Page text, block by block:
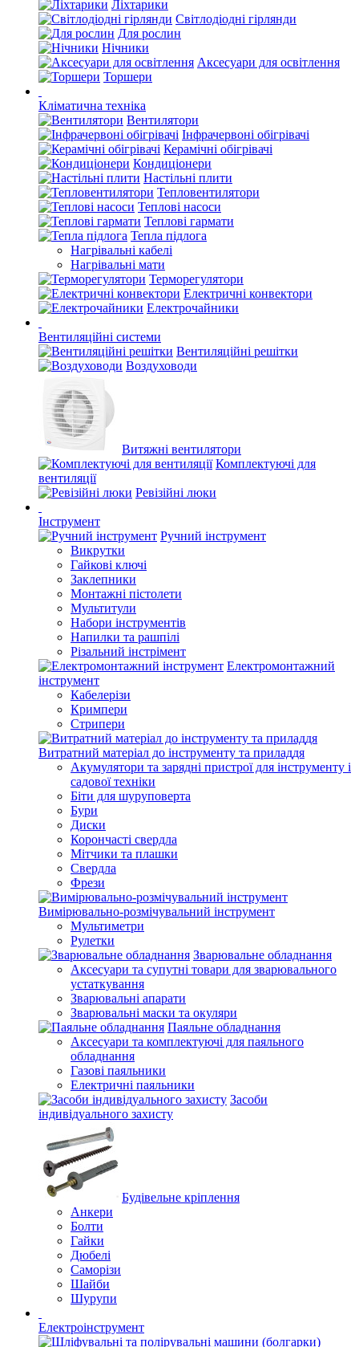
Ліхтарики
Світлодіодні гірлянди
Для рослин
Нічники
Аксесуари для освітлення
Торшери
Кліматична техніка
Вентилятори
Інфрачервоні обігрівачі
Керамічні обігрівачі
Кондиціонери
Настільні плити
Тепловентилятори
Теплові насоси
Теплові гармати
Тепла підлога
Нагрівальні кабелі
Нагрівальні мати
Терморегулятори
Електричні конвектори
Електрочайники
Вентиляційні системи
Вентиляційні решітки
Воздуховоди
Витяжні вентилятори
Комплектуючі для
вентиляції
Ревізійні люки
Інструмент
Ручний інструмент
Викрутки
Гайкові ключі
Заклепники
Монтажні пістолети
Мультитули
Набори інструментів
Напилки та рашпілі
Різальний інстрімент
Електромонтажний
інструмент
Кабелерізи
Кримпери
Стрипери
Витратний матеріал до інструменту та приладдя
Акумулятори та зарядні пристрої для інструменту і
садової техніки
Біти для шуруповерта
Бури
Диски
Корончасті свердла
Мітчики та плашки
Свердла
Фрези
Вимірювально-розмічувальний інструмент
Мультиметри
Рулетки
Зварювальне обладнання
Аксесуари та супутні товари для зварювального
устаткування
Зварювальні апарати
Зварювальні маски та окуляри
Паяльне обладнання
Аксесуари та комплектуючі для паяльного
обладнання
Газові паяльники
Електричні паяльники
Засоби
індивідуального захисту
Будівельне кріплення
Анкери
Болти
Гайки
Дюбелі
Саморізи
Шайби
Шурупи
Електроінструмент